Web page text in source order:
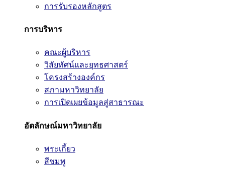
การรับรองหลักสูตร
การบริหาร
คณะผู้บริหาร
วิสัยทัศน์และยุทธศาสตร์
โครงสร้างองค์กร
สภามหาวิทยาลัย
การเปิดเผยข้อมูลสู่สาธารณะ
อัตลักษณ์มหาวิทยาลัย
พระเกี้ยว
สีชมพู